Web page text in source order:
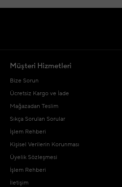
Müşteri Hizmetleri
Bize Sorun
Ücretsiz Kargo ve İade
Mağazadan Teslim
Sıkça Sorulan Sorular
İşlem Rehberi
Kişisel Verilerin Korunması
Üyelik Sözleşmesi
İşlem Rehberi
İletişim